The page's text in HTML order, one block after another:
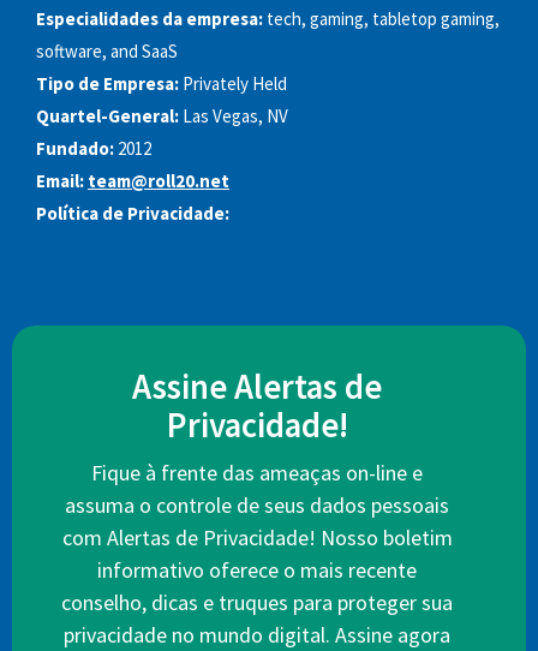
Especialidades da empresa: tech, gaming, tabletop gaming,
software, and SaaS
Tipo de Empresa: Privately Held
Quartel-General: Las Vegas, NV
Fundado: 2012
Email: team@roll20.net
Política de Privacidade:
Assine Alertas de
Privacidade!
Fique à frente das ameaças on-line e
assuma o controle de seus dados pessoais
com Alertas de Privacidade! Nosso boletim
informativo oferece o mais recente
conselho, dicas e truques para proteger sua
privacidade no mundo digital. Assine agora